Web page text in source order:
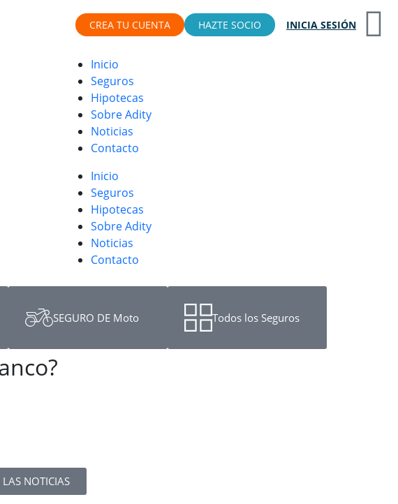
CREA TU CUENTA HAZTE SOCIO INICIA SESIÓN
Inicio
Seguros
Hipotecas
Sobre Adity
Noticias
Contacto
Inicio
Seguros
Hipotecas
Sobre Adity
Noticias
Contacto
SEGURO DE Moto Todos los Seguros
NOTICIAS